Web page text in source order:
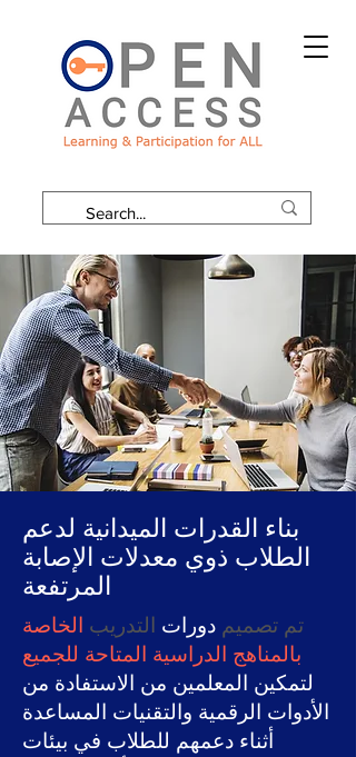
بناء القدرات الميدانية لدعم
الطلاب ذوي معدلات الإصابة
المرتفعة
تم تصميم دورات التدريب
الخاصة
بالمناهج الدراسية المتاحة للجميع
لتمكين المعلمين من الاستفادة من
الأدوات الرقمية والتقنيات المساعدة
أثناء دعمهم للطلاب في بيئات